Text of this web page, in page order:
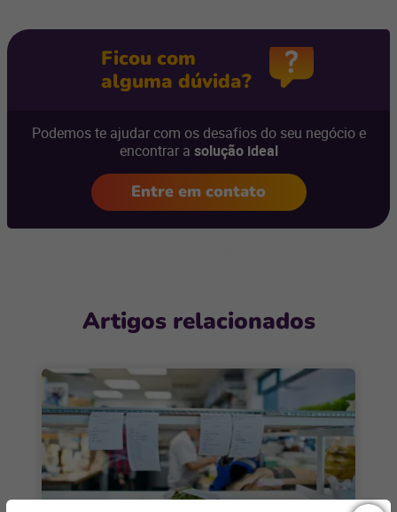
Ficou com
alguma dúvida?
Podemos te ajudar com os desafios do seu negócio e
encontrar a solução ideal
Entre em contato
Artigos relacionados